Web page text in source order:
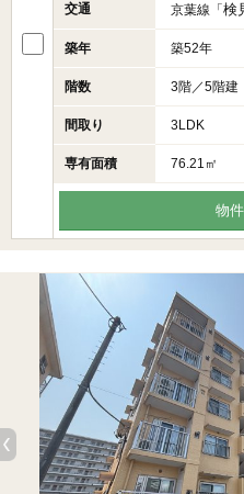
交通 京葉線「 検
築年 築52年
階数 3階／5階建
間取り 3LDK
専有面積 76.21㎡
物